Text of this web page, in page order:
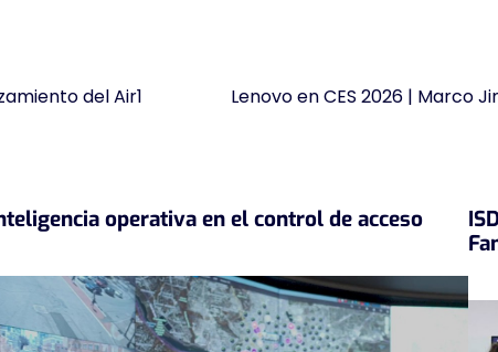
del Air1 Lenovo en CES 2026 | Marco
operativa en el control de acceso